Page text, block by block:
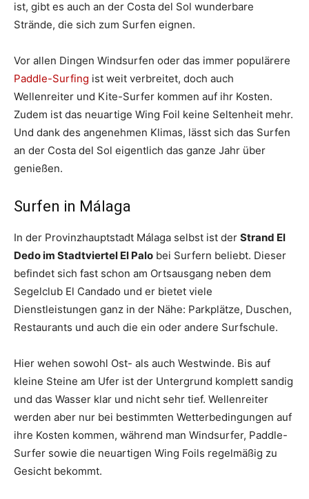
ist, gibt es auch an der Costa del Sol wunderbare
Strände, die sich zum Surfen eignen.
Vor allen Dingen Windsurfen oder das immer populärere
Paddle-Surfing ist weit verbreitet, doch auch
Wellenreiter und Kite-Surfer kommen auf ihr Kosten.
Zudem ist das neuartige Wing Foil keine Seltenheit mehr.
Und dank des angenehmen Klimas, lässt sich das Surfen
an der Costa del Sol eigentlich das ganze Jahr über
genießen.
Surfen in Málaga
In der Provinzhauptstadt Málaga selbst ist der Strand El
Dedo im Stadtviertel El Palo bei Surfern beliebt. Dieser
befindet sich fast schon am Ortsausgang neben dem
Segelclub El Candado und er bietet viele
Dienstleistungen ganz in der Nähe: Parkplätze, Duschen,
Restaurants und auch die ein oder andere Surfschule.
Hier wehen sowohl Ost- als auch Westwinde. Bis auf
kleine Steine am Ufer ist der Untergrund komplett sandig
und das Wasser klar und nicht sehr tief. Wellenreiter
werden aber nur bei bestimmten Wetterbedingungen auf
ihre Kosten kommen, während man Windsurfer, Paddle-
Surfer sowie die neuartigen Wing Foils regelmäßig zu
Gesicht bekommt.